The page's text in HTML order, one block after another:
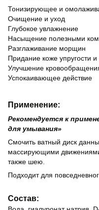
Тонизирующее и
Очищение и уход
Глубокое увлажнение
Насыщение полезными
Разглаживание морщин
Придание коже упругости и
Улучшение
Успокаивающее действие
Применение:
Рекомендуется к
для умывания»
Смочить ватный диск
массирующими
также шею.
Подходит для
Состав: